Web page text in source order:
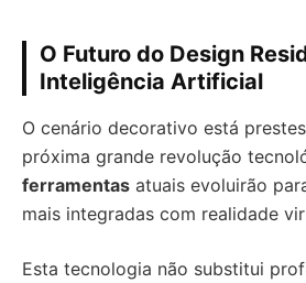
O Futuro do Design
Inteligência Artificial
O cenário decorativo está
próxima grande revolução
ferramentas atuais evoluirão
mais integradas com realidade
Esta tecnologia não substitui